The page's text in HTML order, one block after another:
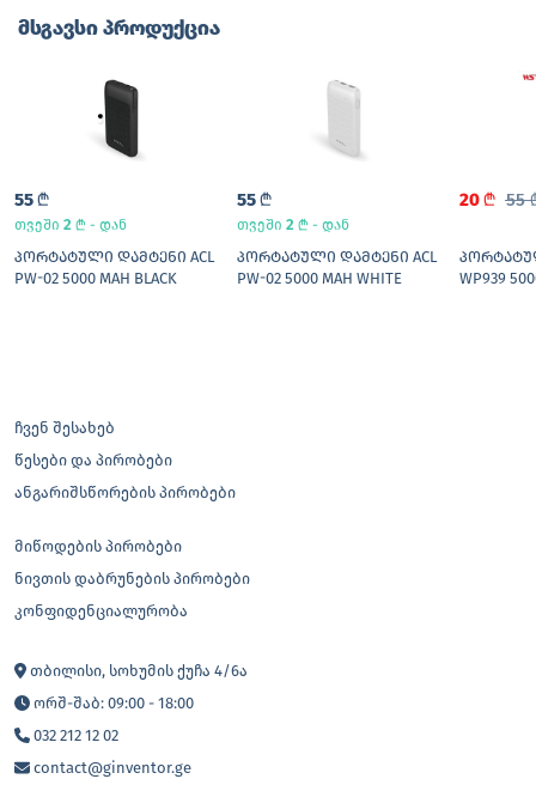
მსგავსი პროდუქცია
55 L
თვეში 2 L - დან
ᲞᲝᲠᲢᲐᲢᲣᲚᲘ ᲓᲐᲛᲢᲔᲜᲘ ACL
PW-02 5000 MAH BLACK
55 L
თვეში 2 L - დან
ᲞᲝᲠᲢᲐᲢᲣᲚᲘ ᲓᲐᲛᲢᲔᲜᲘ ACL
PW-02 5000 MAH WHITE
20 L 55
WP939
ჩვენ შესახებ
წესები და პირობები
ანგარიშსწორების პირობები
მიწოდების პირობები
ნივთის დაბრუნების პირობები
კონფიდენციალურობა
თბილისი, სოხუმის ქუჩა 4/6ა
ორშ-შაბ: 09:00 - 18:00
032 212 12 02
contact@ginventor.ge